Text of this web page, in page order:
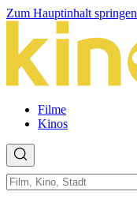
Zum Hauptinhalt springen
Filme
Kinos